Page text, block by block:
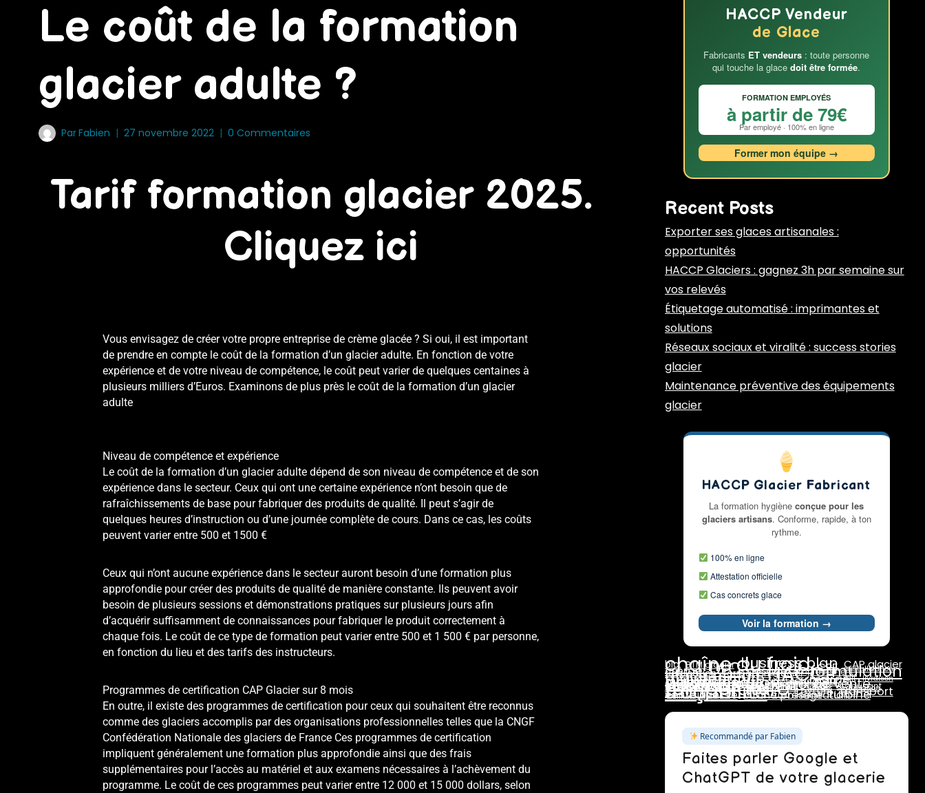
Le coût de la formation
glacier adulte ?
ParFabien 27 novembre 2022 0 Commentaires
Tarif formation glacier 2025.
Cliquez ici
Vous envisagez de créer votre propre entreprise de crème glacée ? Si oui, il est important
de prendre en compte le coût de la formation d’un glacier adulte. En fonction de votre
expérience et de votre niveau de compétence, le coût peut varier de quelques centaines à
plusieurs milliers d’Euros. Examinons de plus près le coût de la formation d’un glacier
adulte
Niveau de compétence et expérience
Le coût de la formation d’un glacier adulte dépend de son niveau de compétence et de son
expérience dans le secteur. Ceux qui ont une certaine expérience n’ont besoin que de
rafraîchissements de base pour fabriquer des produits de qualité. Il peut s’agir de
quelques heures d’instruction ou d’une journée complète de cours. Dans ce cas, les coûts
peuvent varier entre 500 et 1500 €
Ceux qui n’ont aucune expérience dans le secteur auront besoin d’une formation plus
approfondie pour créer des produits de qualité de manière constante. Ils peuvent avoir
besoin de plusieurs sessions et démonstrations pratiques sur plusieurs jours afin
d’acquérir suffisamment de connaissances pour fabriquer le produit correctement à
chaque fois. Le coût de ce type de formation peut varier entre 500 et 1 500 € par personne,
en fonction du lieu et des tarifs des instructeurs.
Programmes de certification CAP Glacier sur 8 mois
En outre, il existe des programmes de certification pour ceux qui souhaitent être reconnus
comme des glaciers accomplis par des organisations professionnelles telles que la CNGF
Confédération Nationale des glaciers de France Ces programmes de certification
impliquent généralement une formation plus approfondie ainsi que des frais
supplémentaires pour l’accès au matériel et aux examens nécessaires à l’achèvement du
programme. Le coût de ces programmes peut varier entre 12 000 et 15 000 dollars, selon
HACCP Vendeur
de Glace
Fabricants ET vendeurs : toute personne
qui touche la glacedoit être formée.
FORMATION EMPLOYÉS
à partir de 79€
Par employé · 100% en ligne
Former mon équipe →
Recent Posts
Exporter ses glaces artisanales :
opportunités
HACCP Glaciers : gagnez 3h par semaine sur
vos relevés
Étiquetage automatisé : imprimantes et
solutions
Réseaux sociaux et viralité : success stories
glacier
Maintenance préventive des équipements
glacier
HACCP Glacier Fabricant
La formation hygièneconçue pour les
glaciers artisans. Conforme, rapide, à ton
rythme.
100% en ligne
Attestation officielle
Cas concrets glace
Voir la formation →
bio BTM glacier business plan CAP glacier
chaîne du froid CPF cristallisation
crème DLC dosage emplacement
fidélisation formation glacier formulation
glace au lait HACCP lait livraison
maintenance marchés marge
maturation pannes pasteurisateur
pasteurisation prix de vente
rentabilité rotation stocks
réseaux sociaux saisonnalité stab stabilisant
stabilisants stabilisateur sucres surgélation
température texture transport
traçabilité turbinage turbine
vente directe vitrine présentation
émulsifiants
Recommandé par Fabien
Faites parler Google et
ChatGPT de votre glacerie